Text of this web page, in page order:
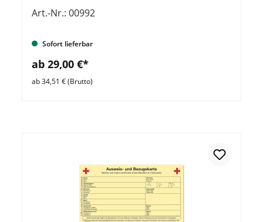
Art.-Nr.: 00992
Sofort lieferbar
ab 29,00 €*
ab 34,51 € (Brutto)